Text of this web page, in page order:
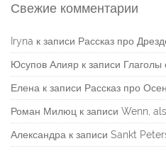
Свежие комментарии
Iryna к записи Рассказ про
Юсупов Алияр к записи Глаголы
Елена к записи Рассказ про
Роман Милюц к записи Wenn,
Александра к записи Sankt